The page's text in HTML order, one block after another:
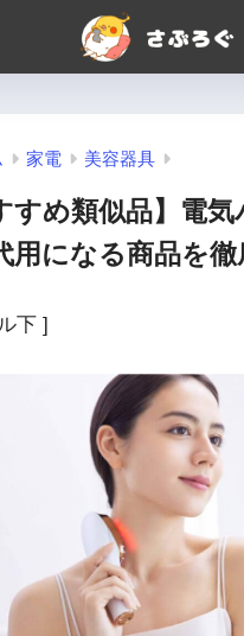
家電 美容器具
すめ類似品】電
用になる商品を
下 ]